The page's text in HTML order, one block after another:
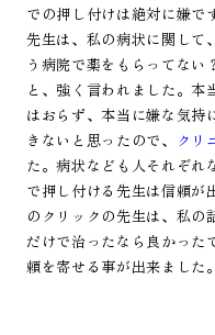
での押し付けは絶対に嫌で
先生は、私の病状に関して
う病院で薬をもらってない
と、強く言われました。本
はおらず、本当に嫌な気持
きないと思ったので、
クリ
た。病状なども人それぞれ
で押し付ける先生は信頼が
のクリックの先生は、私の
だけで治ったなら良かった
頼を寄せる事が出来ました。